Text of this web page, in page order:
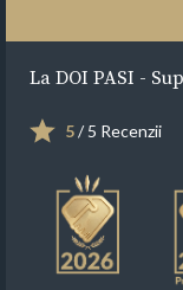
La DOI PASI -
5/ 5 Recenzii